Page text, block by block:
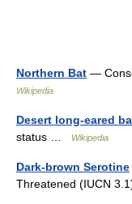
Northern Bat —
Wikipedia
Desert long-eared
status …
Wikipedia
Dark-brown Serotine
Threatened (IUCN